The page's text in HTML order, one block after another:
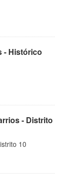
- Histórico
- Distrito
10